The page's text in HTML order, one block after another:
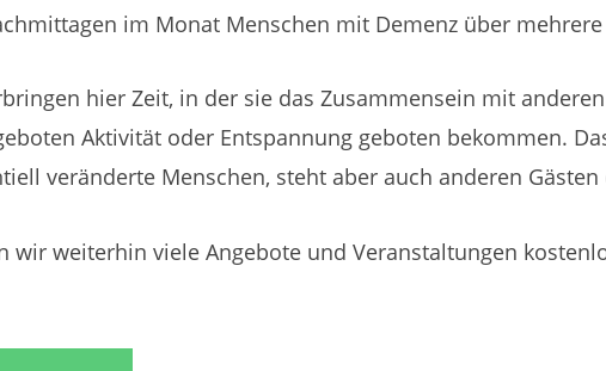
im Monat Menschen mit Demenz über
hier Zeit, in der sie das Zusammensein mit
Aktivität oder Entspannung geboten bekommen.
veränderte Menschen, steht aber auch anderen Gästen
wir weiterhin viele Angebote und Veranstaltungen